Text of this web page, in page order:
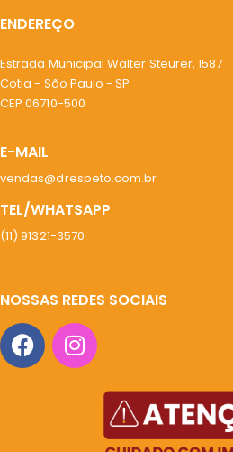
ENDEREÇO
Estrada Municipal Walter Steurer, 1587
Cotia - São Paulo - SP
CEP 06710-500
E-MAIL
vendas@drespeto.com.br
TEL/WHATSAPP
(11) 91321-3570
NOSSAS REDES SOCIAIS